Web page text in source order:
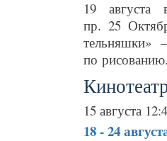
19 августа
пр. 25
тельняшки»
по
15 августа
18 - 24